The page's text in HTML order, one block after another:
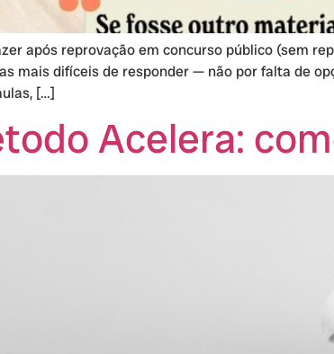
após reprovação em concurso público (sem
mais difíceis de responder — não por falta de
[…]
Acelera: